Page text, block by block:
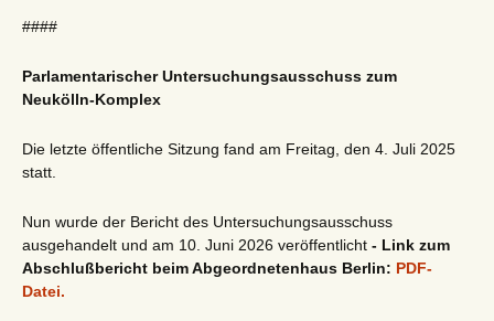
####
Parlamentarischer Untersuchungsausschuss zum
Neukölln-Komplex
Die letzte öffentliche Sitzung fand am Freitag, den 4. Juli 2025
statt.
Nun wurde der Bericht des Untersuchungsausschuss
ausgehandelt und am 10. Juni 2026 veröffentlicht - Link zum
Abschlußbericht beim Abgeordnetenhaus Berlin: PDF-
Datei.